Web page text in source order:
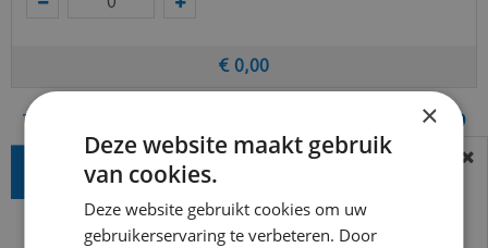
€ 0,00
Totaal (incl. BTW) 32, 49
BEREIKBAARHEID
In verband met de vakantie periode zijn wij
t/m 14 augustus telefonisch helaas niet
×
Deze website maakt gebruik
van cookies.
Deze website gebruikt cookies om uw
gebruikerservaring te verbeteren. Door